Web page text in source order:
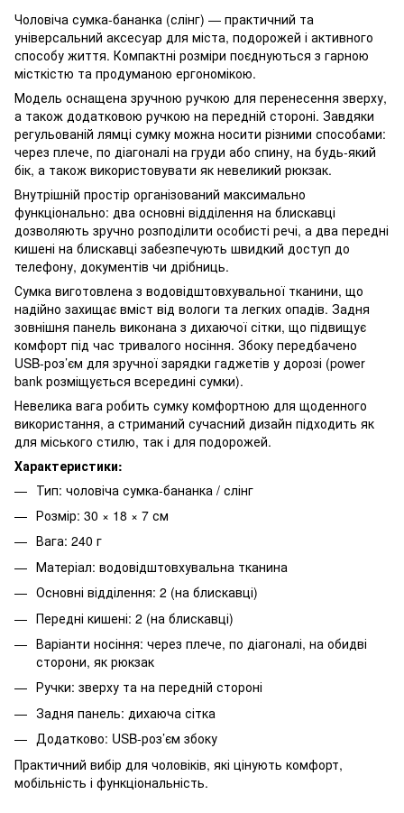
Чоловіча сумка-бананка (слінг) — практичний та
універсальний аксесуар для міста, подорожей і активного
способу життя. Компактні розміри поєднуються з гарною
місткістю та продуманою ергономікою.
Модель оснащена зручною ручкою для перенесення зверху,
а також додатковою ручкою на передній стороні. Завдяки
регульованій лямці сумку можна носити різними способами:
через плече, по діагоналі на груди або спину, на будь-який
бік, а також використовувати як невеликий рюкзак.
Внутрішній простір організований максимально
функціонально: два основні відділення на блискавці
дозволяють зручно розподілити особисті речі, а два передні
кишені на блискавці забезпечують швидкий доступ до
телефону, документів чи дрібниць.
Сумка виготовлена з водовідштовхувальної тканини, що
надійно захищає вміст від вологи та легких опадів. Задня
зовнішня панель виконана з дихаючої сітки, що підвищує
комфорт під час тривалого носіння. Збоку передбачено
USB-роз’єм для зручної зарядки гаджетів у дорозі (power
bank розміщується всередині сумки).
Невелика вага робить сумку комфортною для щоденного
використання, а стриманий сучасний дизайн підходить як
для міського стилю, так і для подорожей.
Характеристики:
Тип: чоловіча сумка-бананка / слінг
Розмір: 30 × 18 × 7 см
Вага: 240 г
Матеріал: водовідштовхувальна тканина
Основні відділення: 2 (на блискавці)
Передні кишені: 2 (на блискавці)
Варіанти носіння: через плече, по діагоналі, на обидві
сторони, як рюкзак
Ручки: зверху та на передній стороні
Задня панель: дихаюча сітка
Додатково: USB-роз’єм збоку
Практичний вибір для чоловіків, які цінують комфорт,
мобільність і функціональність.